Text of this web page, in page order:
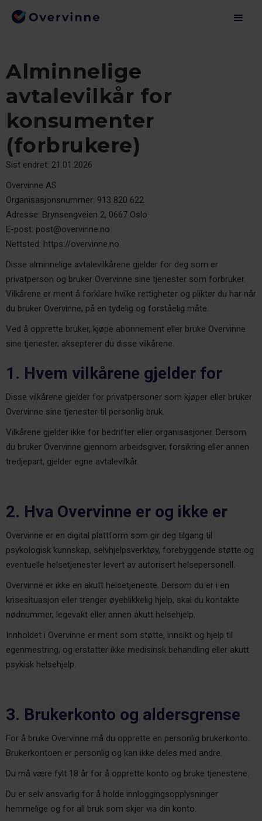
Alminnelige
avtalevilkår for
konsumenter
(forbrukere)
Sist endret: 21.01.2026
Overvinne AS
Organisasjonsnummer: 913 820 622
Adresse: Brynsengveien 2, 0667 Oslo
E-post: post@overvinne.no
Nettsted: https://overvinne.no
Disse alminnelige avtalevilkårene gjelder for deg som er
privatperson og bruker Overvinne sine tjenester som forbruker.
Vilkårene er ment å forklare hvilke rettigheter og plikter du har når
du bruker Overvinne, på en tydelig og forståelig måte.
Ved å opprette bruker, kjøpe abonnement eller bruke Overvinne
sine tjenester, aksepterer du disse vilkårene.
1. Hvem vilkårene gjelder for
Disse vilkårene gjelder for privatpersoner som kjøper eller bruker
Overvinne sine tjenester til personlig bruk.
Vilkårene gjelder ikke for bedrifter eller organisasjoner. Dersom
du bruker Overvinne gjennom arbeidsgiver, forsikring eller annen
tredjepart, gjelder egne avtalevilkår.
2. Hva Overvinne er og ikke er
Overvinne er en digital plattform som gir deg tilgang til
psykologisk kunnskap, selvhjelpsverktøy, forebyggende støtte og
eventuelle helsetjenester levert av autorisert helsepersonell.
Overvinne er ikke en akutt helsetjeneste. Dersom du er i en
krisesituasjon eller trenger øyeblikkelig hjelp, skal du kontakte
nødnummer, legevakt eller annen akutt helsehjelp.
Innholdet i Overvinne er ment som støtte, innsikt og hjelp til
egenmestring, og erstatter ikke medisinsk behandling eller akutt
psykisk helsehjelp.
3. Brukerkonto og aldersgrense
For å bruke Overvinne må du opprette en personlig brukerkonto.
Brukerkontoen er personlig og kan ikke deles med andre.
Du må være fylt 18 år for å opprette konto og bruke tjenestene.
Du er selv ansvarlig for å holde innloggingsopplysninger
hemmelige og for all bruk som skjer via din konto.